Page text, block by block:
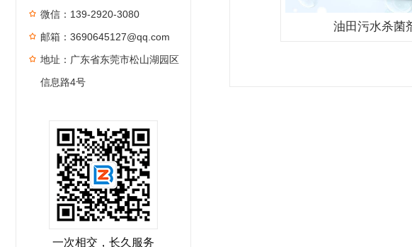
微信：139-2920-3080
邮箱：3690645127@qq.com
地址：广东省东莞市松山湖园区
信息路4号
一次相交，长久服务
油田污水杀菌